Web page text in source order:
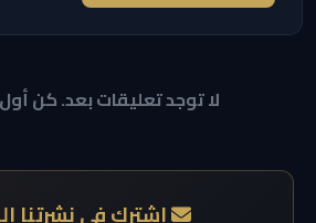
لا توجد تعليقات بعد. كن
اشترك في نشرتنا